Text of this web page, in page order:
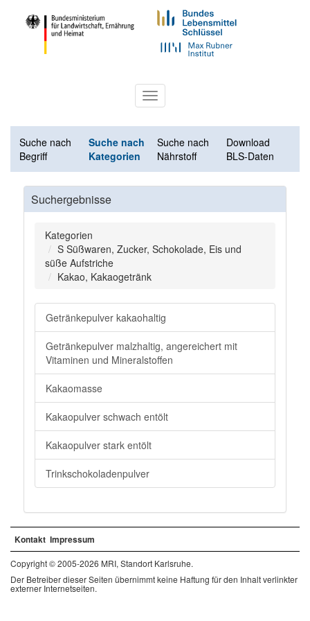
Toggle
navigation
Suche nach
Begriff
Suche nach
Kategorien
Suche nach
Nährstoff
Download
BLS-Daten
Suchergebnisse
Kategorien
S Süßwaren, Zucker, Schokolade, Eis und
süße Aufstriche
Kakao, Kakaogetränk
Getränkepulver kakaohaltig
Getränkepulver malzhaltig, angereichert mit
Vitaminen und Mineralstoffen
Kakaomasse
Kakaopulver schwach entölt
Kakaopulver stark entölt
Trinkschokoladenpulver
Kontakt Impressum
Copyright © 2005-2026 MRI, Standort Karlsruhe.
Der Betreiber dieser Seiten übernimmt keine Haftung für den Inhalt verlinkter
externer Internetseiten.